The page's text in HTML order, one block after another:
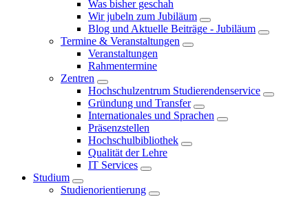
Was bisher geschah
Wir jubeln zum Jubiläum
Blog und Aktuelle Beiträge - Jubiläum
Termine & Veranstaltungen
Veranstaltungen
Rahmentermine
Zentren
Hochschulzentrum Studierendenservice
Gründung und Transfer
Internationales und Sprachen
Präsenzstellen
Hochschulbibliothek
Qualität der Lehre
IT Services
Studium
Studienorientierung